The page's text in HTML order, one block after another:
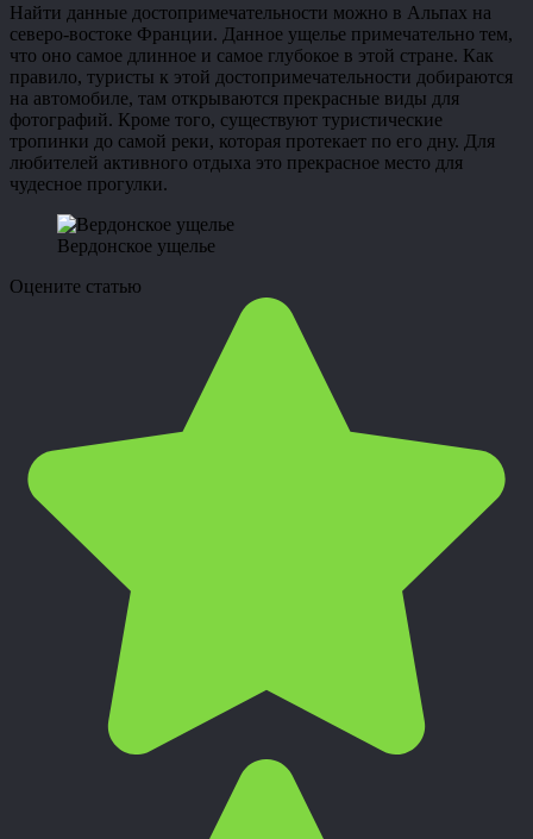
Найти данные достопримечательности можно в Альпах на
северо-востоке Франции. Данное ущелье примечательно тем,
что оно самое длинное и самое глубокое в этой стране. Как
правило, туристы к этой достопримечательности добираются
на автомобиле, там открываются прекрасные виды для
фотографий. Кроме того, существуют туристические
тропинки до самой реки, которая протекает по его дну. Для
любителей активного отдыха это прекрасное место для
чудесное прогулки.
Вердонское ущелье
Оцените статью